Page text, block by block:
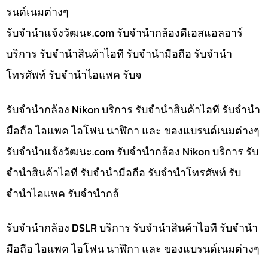
รนด์เนมต่างๆ
รับจํานําแจ้งวัฒนะ.com รับจำนำกล้องดีเอสแอลอาร์
บริการ รับจำนำสินค้าไอที รับจำนำมือถือ รับจำนำ
โทรศัพท์ รับจำนำไอแพค รับจ
รับจำนำกล้อง Nikon บริการ รับจำนำสินค้าไอที รับจำนำ
มือถือ ไอแพค ไอโฟน นาฬิกา และ ของแบรนด์เนมต่างๆ
รับจํานําแจ้งวัฒนะ.com รับจำนำกล้อง Nikon บริการ รับ
จำนำสินค้าไอที รับจำนำมือถือ รับจำนำโทรศัพท์ รับ
จำนำไอแพค รับจำนำกล้
รับจำนำกล้อง DSLR บริการ รับจำนำสินค้าไอที รับจำนำ
มือถือ ไอแพค ไอโฟน นาฬิกา และ ของแบรนด์เนมต่างๆ